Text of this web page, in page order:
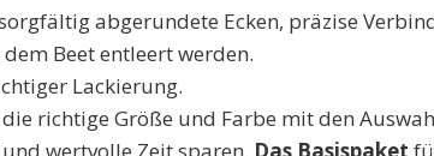
abgerundete Ecken, präzise
Beet entleert werden.
Lackierung.
die richtige Größe und Farbe mit den
wertvolle Zeit sparen. Das Basispaket